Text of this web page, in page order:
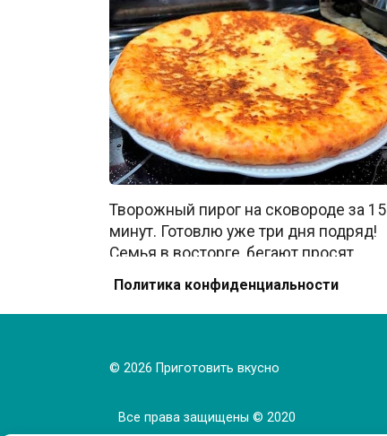
Творожный пирог на сковороде за 15
минут. Готовлю уже три дня подряд!
Семья в восторге, бегают просят
Политика конфиденциальности
© 2026 Приготовить вкусно
Все права защищены © 2020